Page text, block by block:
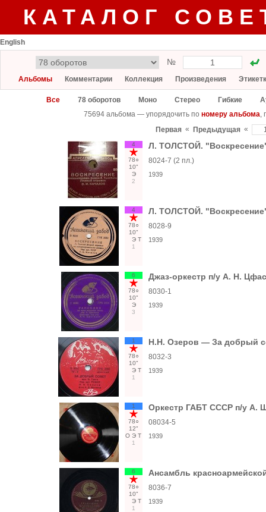
КАТАЛОГ
English
№
Альбомы Комментарии Коллекция Произведения
Все 78 оборотов Моно Стерео Гибкие
75694 альбома — упорядочить по номеру альбома,
Первая « Предыдущая «
4
78○
10"
Э
2
Л. ТОЛСТОЙ.
8024-7 (2 пл.)
1939
4
78○
10"
Э Т
1
Л. ТОЛСТОЙ.
8028-9
1939
6
78○
10"
Э
3
Джаз-оркестр п/у А. Н.
8030-1
1939
1
78○
10"
Э Т
1
Н.Н. Озеров — За добрый
8032-3
1939
1
78○
12"
О Э Т
1
Оркестр ГАБТ СССР п/у А.
08034-5
1939
6
78○
10"
Э Т
1
Ансамбль
8036-7
1939